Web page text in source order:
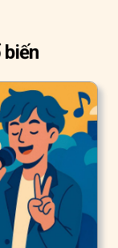
biến